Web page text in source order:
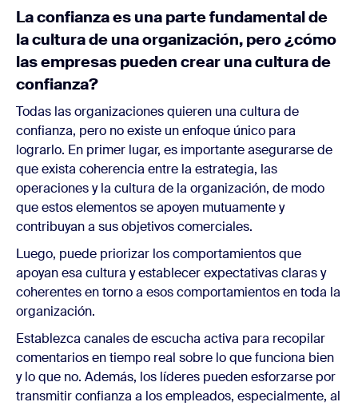
La confianza es una parte fundamental de
la cultura de una organización, pero ¿cómo
las empresas pueden crear una cultura de
confianza?
Todas las organizaciones quieren una cultura de
confianza, pero no existe un enfoque único para
lograrlo. En primer lugar, es importante asegurarse de
que exista coherencia entre la estrategia, las
operaciones y la cultura de la organización, de modo
que estos elementos se apoyen mutuamente y
contribuyan a sus objetivos comerciales.
Luego, puede priorizar los comportamientos que
apoyan esa cultura y establecer expectativas claras y
coherentes en torno a esos comportamientos en toda la
organización.
Establezca canales de escucha activa para recopilar
comentarios en tiempo real sobre lo que funciona bien
y lo que no. Además, los líderes pueden esforzarse por
transmitir confianza a los empleados, especialmente, al